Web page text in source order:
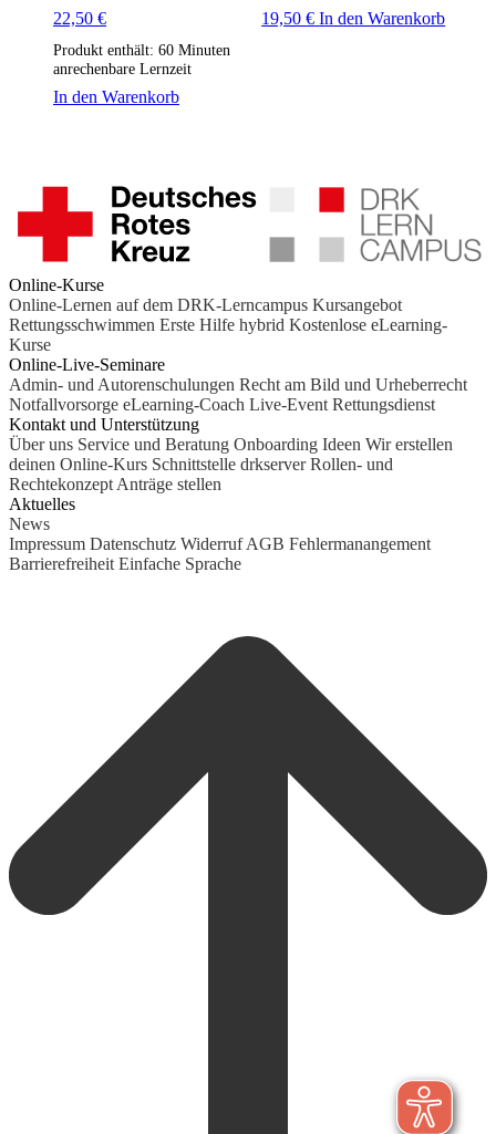
22,50 €
Produkt enthält: 60 Minuten
anrechenbare Lernzeit
In den Warenkorb
19,50€ In den Warenkorb
Online-Kurse
Online-Lernen auf dem DRK-Lerncampus Kursangebot
Rettungsschwimmen Erste Hilfe hybrid Kostenlose eLearning-
Kurse
Online-Live-Seminare
Admin- und Autorenschulungen Recht am Bild und Urheberrecht
Notfallvorsorge eLearning-Coach Live-Event Rettungsdienst
Kontakt und Unterstützung
Über uns Service und Beratung Onboarding Ideen Wir erstellen
deinen Online-Kurs Schnittstelle drkserver Rollen- und
Rechtekonzept Anträge stellen
Aktuelles
News
Impressum Datenschutz Widerruf AGB Fehlermanangement
Barrierefreiheit Einfache Sprache